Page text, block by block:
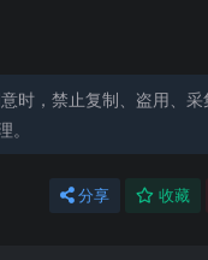
时，禁止复制、盗用、采
分享 收藏